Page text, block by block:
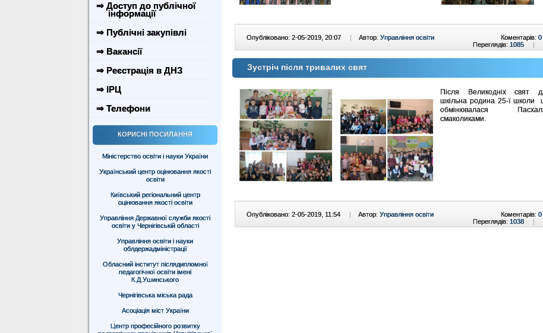
⇒ Доступ до публічної
інформації
⇒ Публічні закупівлі
⇒ Вакансії
⇒ Реєстрація в ДНЗ
⇒ ІРЦ
⇒ Телефони
КОРИСНІ ПОСИЛАННЯ
Міністерство освіти і науки України
Український центр оцінювання якості
освіти
Київський регіональний центр
оцінювання якості освіти
Управління Державної служби якості
освіти у Чернігівській області
Управління освіти і науки
облдержадміністрації
Обласний інститут післядипломної
педагогічної освіти імені
К.Д.Ушинського
Чернігівська міська рада
Асоціація міст України
Центр професійного розвитку
Опубліковано: 2-05-2019, 20:07 | Автор: Управління освіти Коментарів: 0
Переглядів: 1085 |
Зустріч після тривалих свят
Після Великодніх свят
шкільна родина 25-ї школи
обмінювалася
смаколиками.
Опубліковано: 2-05-2019, 11:54 | Автор: Управління освіти Коментарів: 0
Переглядів: 1038 |